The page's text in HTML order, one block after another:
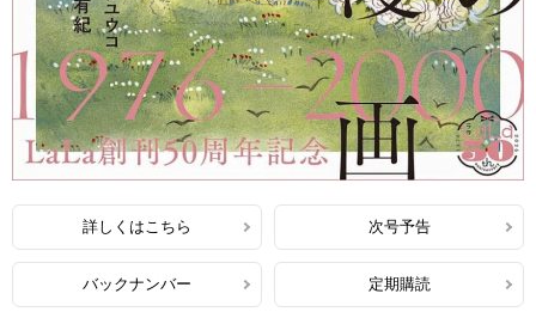
詳しくはこちら 次号予告
バックナンバー 定期購読